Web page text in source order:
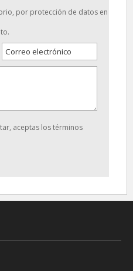
por protección de datos en
aceptas los términos